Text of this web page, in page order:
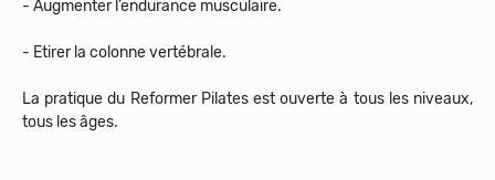
- Augmenter l’endurance musculaire.
- Etirer la colonne vertébrale.
La pratique du Reformer Pilates est ouverte à tous les niveaux,
tous les âges.